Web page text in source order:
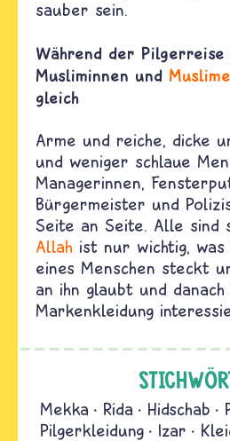
sauber sein.
Während der
Musliminnen und Muslime
gleich
Arme und reiche, dicke
und weniger schlaue
Managerinnen,
Bürgermeister und
Seite an Seite. Alle sind
Allah ist nur wichtig, was
eines Menschen steckt
an ihn glaubt und
Markenkleidung
Mekka Rida Hidschab
Pilgerkleidung
Izar